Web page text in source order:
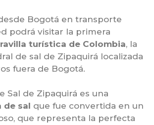
Bogotá en transporte
podrá visitar la primera
turística de Colombia, la
de sal de Zipaquirá localizada
fuera de Bogotá.
Sal de Zipaquirá es una
de sal que fue convertida en un
que representa la perfecta